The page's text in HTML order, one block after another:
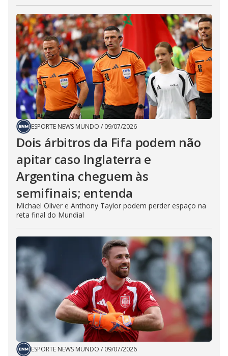
ESPORTE NEWS MUNDO / 09/07/2026
Dois árbitros da Fifa podem não
apitar caso Inglaterra e
Argentina cheguem às
semifinais; entenda
Michael Oliver e Anthony Taylor podem perder espaço na
reta final do Mundial
ESPORTE NEWS MUNDO / 09/07/2026